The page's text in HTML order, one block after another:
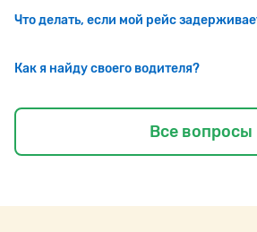
Что делать, если мой рейс
Как я найду своего водителя?
Все вопросы